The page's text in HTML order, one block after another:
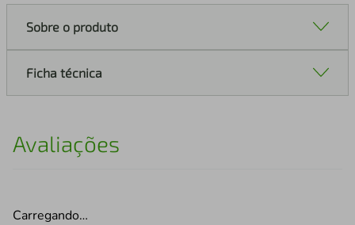
Sobre o produto
Ficha técnica
Avaliações
Carregando…